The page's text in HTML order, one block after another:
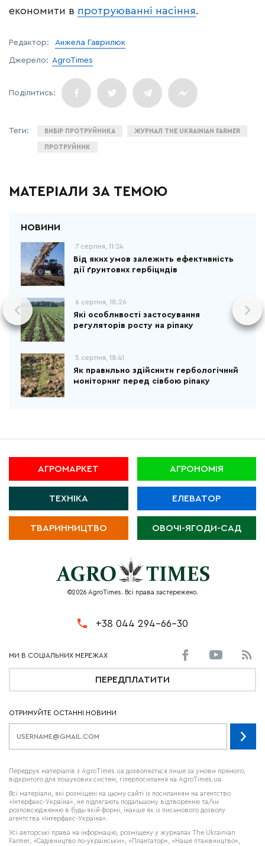
економити в протруюванні насіння.
Редактор: Анжела Гаврилюк
Джерело: AgroTimes
ВИБІР ПРОТРУЙНИКА ЖУРНАЛ THE UKRAINIAN FARMER
ПРОТРУЙНИК
МАТЕРІАЛИ ЗА ТЕМОЮ
7 серпня, 11:24
Від яких умов залежить ефективність
дії ґрунтових гербіцидів
6 серпня, 18:26
Які особливості застосування
регуляторів росту на ріпаку
5 серпня, 18:41
Як правильно здійснити гербологічний
моніторинг перед сівбою ріпаку
АГРОМАРКЕТ АГРОНОМІЯ
ТЕХНІКА ЕЛЕВАТОР
ТВАРИННИЦТВО ОВОЧІ-ЯГОДИ-САД
©2026 AgroTimes. Всі права застережено.
+38 044 294-66-30
ПЕРЕДПЛАТИТИ
ОТРИМУЙТЕ ОСТАННІ НОВИНИ
Передрук матеріалів з AgroTimes.ua дозволяється лише за умови прямого,
відкритого для пошукових систем, гіперпосилання на AgroTimes.ua.
Всі матеріали, які розміщені на цьому сайті із посиланням на агентство
«Інтерфакс-Україна», не підлягають подальшому відтворенню та/чи
розповсюдженню в будь-якій формі, інакше як із письмового дозволу
агентства «Інтерфакс-Україна».
Усі авторські права на інформацію, розміщену у журналах The Ukrainian
Farmer , «Садівництво по-українськи», «Плантатор», «Наше птахівництво»,